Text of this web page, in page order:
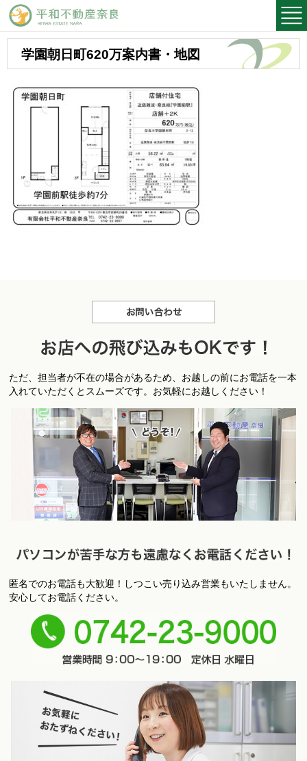
平和不動産奈良
学園朝日町620万案内書・地図
店への飛び込みもＯＫです！
ただ、担当者が不在の場合があるため、お越しの前にお電話を一本
入れていただくとスムーズです。お気軽にお越しください！
ソコンが苦手な方も遠慮なくお電話ください！
匿名でのお電話も大歓迎！しつこい売り込み営業もいたしません。
安心してお電話ください。